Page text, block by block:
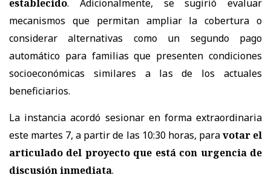
establecido. Adicionalmente, se sugirió evaluar
mecanismos que permitan ampliar la cobertura o
considerar alternativas como un segundo pago
automático para familias que presenten condiciones
socioeconómicas similares a las de los actuales
beneficiarios.
La instancia acordó sesionar en forma extraordinaria
este martes 7, a partir de las 10:30 horas, paravotar el
articulado del proyecto que está con urgencia de
discusión inmediata.